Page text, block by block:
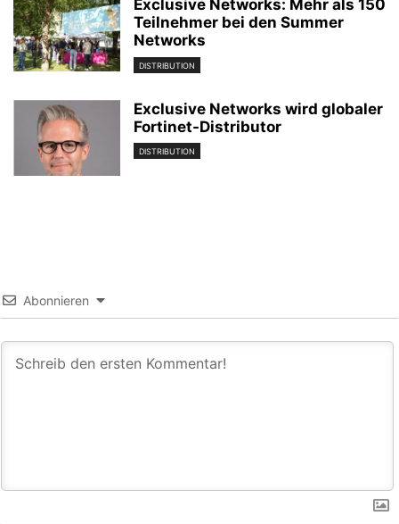
Exclusive Networks: Mehr als 150
Teilnehmer bei den Summer
Networks
DISTRIBUTION
Exclusive Networks wird globaler
Fortinet-Distributor
DISTRIBUTION
Abonnieren